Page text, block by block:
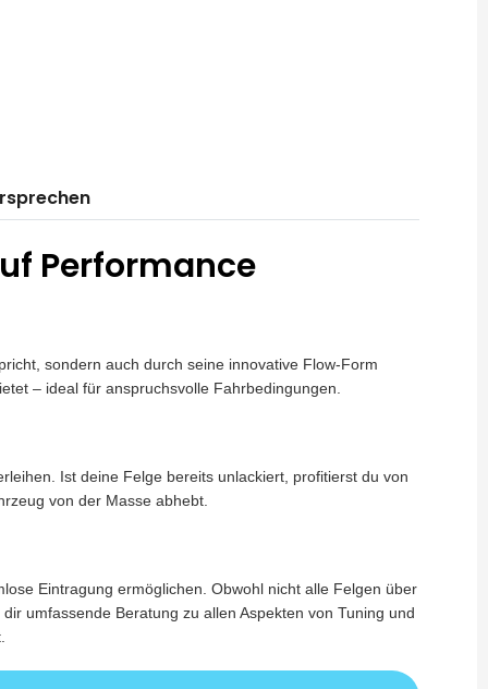
Performance
sondern auch durch seine innovative Flow-Form
– ideal für anspruchsvolle Fahrbedingungen.
Ist deine Felge bereits unlackiert, profitierst du von
von der Masse abhebt.
Eintragung ermöglichen. Obwohl nicht alle Felgen über
umfassende Beratung zu allen Aspekten von Tuning und